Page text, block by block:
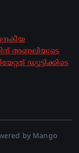
അണലിയുടെ
ഡ്യൂട്ടിക്കിടെ
by Mango